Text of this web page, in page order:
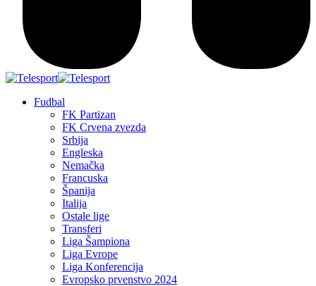
Fudbal
FK Partizan
FK Crvena zvezda
Srbija
Engleska
Nemačka
Francuska
Španija
Italija
Ostale lige
Transferi
Liga Šampiona
Liga Evrope
Liga Konferencija
Evropsko prvenstvo 2024